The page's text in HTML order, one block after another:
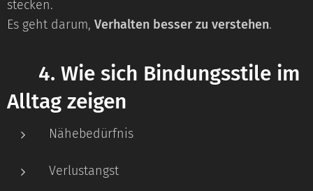
stecken.
Es geht darum, Verhalten besser zu verstehen.
4. Wie sich Bindungsstile im
Alltag zeigen
Nähebedürfnis
Verlustangst